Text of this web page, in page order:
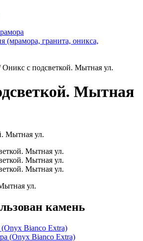
(мрамора, гранита, оникса,
Оникс с подсветкой. Мытная ул.
Мытная
ул.
камень
Bianco Extra)